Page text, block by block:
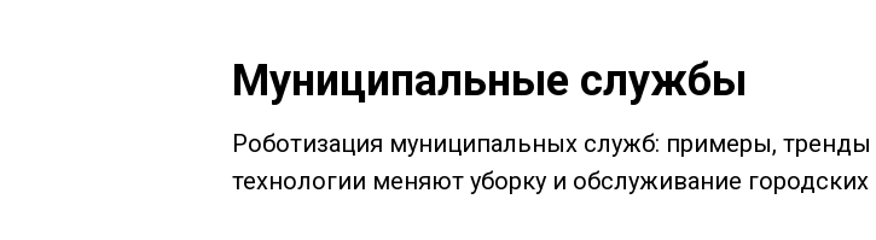
Муниципальные службы
Роботизация муниципальных служб: примеры,
технологии меняют уборку и обслуживание городских